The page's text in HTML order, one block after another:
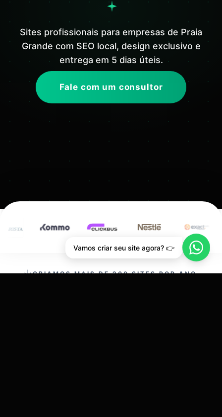
Sites profissionais para empresas de Praia
Grande com SEO local, design exclusivo e
entrega em 5 dias úteis.
Fale com um consultor
CRIAMOS MAIS DE 200 SITES POR ANO.
Vamos criar seu site agora? 👉